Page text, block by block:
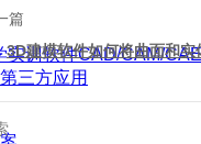
实训软件CAD/CAM/
第三方应用
篇
3D建模软件如何将曲面和实